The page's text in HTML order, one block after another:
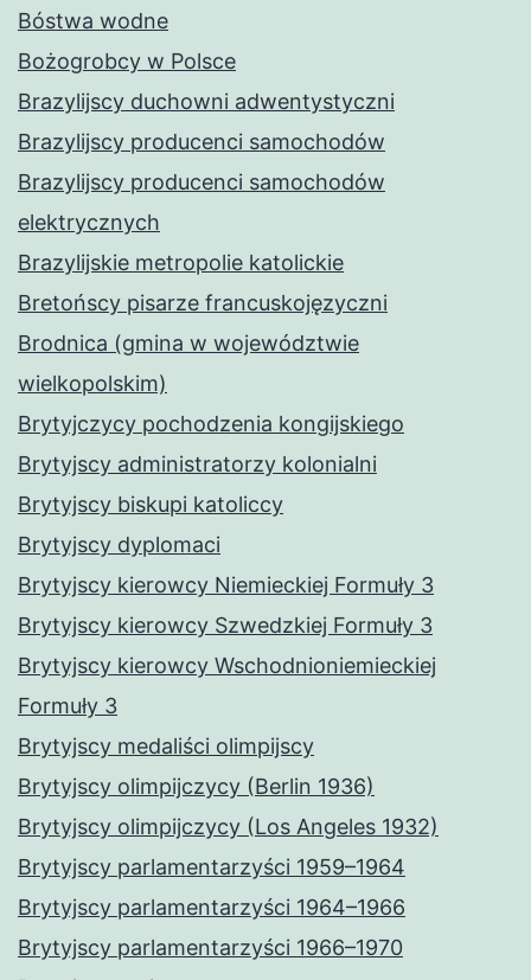
Bóstwa wodne
Bożogrobcy w Polsce
Brazylijscy duchowni adwentystyczni
Brazylijscy producenci samochodów
Brazylijscy producenci samochodów
elektrycznych
Brazylijskie metropolie katolickie
Bretońscy pisarze francuskojęzyczni
Brodnica (gmina w województwie
wielkopolskim)
Brytyjczycy pochodzenia kongijskiego
Brytyjscy administratorzy kolonialni
Brytyjscy biskupi katoliccy
Brytyjscy dyplomaci
Brytyjscy kierowcy Niemieckiej Formuły 3
Brytyjscy kierowcy Szwedzkiej Formuły 3
Brytyjscy kierowcy Wschodnioniemieckiej
Formuły 3
Brytyjscy medaliści olimpijscy
Brytyjscy olimpijczycy (Berlin 1936)
Brytyjscy olimpijczycy (Los Angeles 1932)
Brytyjscy parlamentarzyści 1959–1964
Brytyjscy parlamentarzyści 1964–1966
Brytyjscy parlamentarzyści 1966–1970